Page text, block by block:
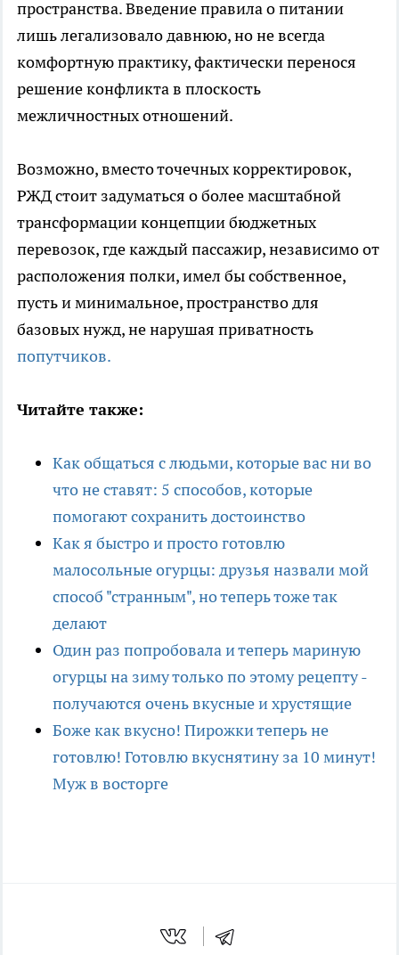
пространства. Введение правила о питании
лишь легализовало давнюю, но не всегда
комфортную практику, фактически перенося
решение конфликта в плоскость
межличностных отношений.
Возможно, вместо точечных корректировок,
РЖД стоит задуматься о более масштабной
трансформации концепции бюджетных
перевозок, где каждый пассажир, независимо от
расположения полки, имел бы собственное,
пусть и минимальное, пространство для
базовых нужд, не нарушая приватность
попутчиков.
Читайте также:
Как общаться с людьми, которые вас ни во
что не ставят: 5 способов, которые
помогают сохранить достоинство
Как я быстро и просто готовлю
малосольные огурцы: друзья назвали мой
способ "странным", но теперь тоже так
делают
Один раз попробовала и теперь мариную
огурцы на зиму только по этому рецепту -
получаются очень вкусные и хрустящие
Боже как вкусно! Пирожки теперь не
готовлю! Готовлю вкуснятину за 10 минут!
Муж в восторге